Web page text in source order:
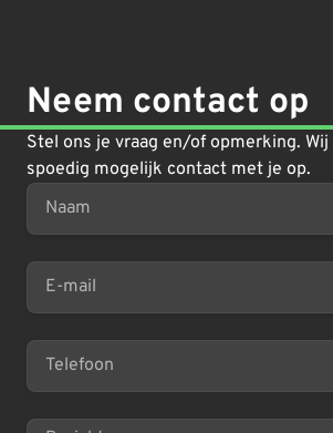
Neem contact op
Stel ons je vraag en/of opmerking. Wij
spoedig mogelijk contact met je op.